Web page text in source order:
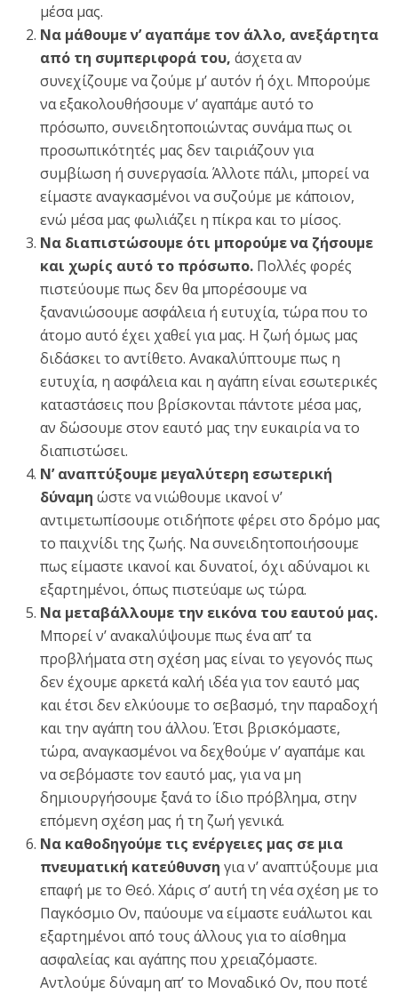
μέσα μας.
Να μάθουμε ν’ αγαπάμε τον άλλο, ανεξάρτητα
από τη συμπεριφορά του, άσχετα αν
συνεχίζουμε να ζούμε μ’ αυτόν ή όχι. Μπορούμε
να εξακολουθήσουμε ν’ αγαπάμε αυτό το
πρόσωπο, συνειδητοποιώντας συνάμα πως οι
προσωπικότητές μας δεν ταιριάζουν για
συμβίωση ή συνεργασία. Άλλοτε πάλι, μπορεί να
είμαστε αναγκασμένοι να συζούμε με κάποιον,
ενώ μέσα μας φωλιάζει η πίκρα και το μίσος.
Να διαπιστώσουμε ότι μπορούμε να ζήσουμε
και χωρίς αυτό το πρόσωπο. Πολλές φορές
πιστεύουμε πως δεν θα μπορέσουμε να
ξανανιώσουμε ασφάλεια ή ευτυχία, τώρα που το
άτομο αυτό έχει χαθεί για μας. Η ζωή όμως μας
διδάσκει το αντίθετο. Ανακαλύπτουμε πως η
ευτυχία, η ασφάλεια και η αγάπη είναι εσωτερικές
καταστάσεις που βρίσκονται πάντοτε μέσα μας,
αν δώσουμε στον εαυτό μας την ευκαιρία να το
διαπιστώσει.
Ν’ αναπτύξουμε μεγαλύτερη εσωτερική
δύναμη ώστε να νιώθουμε ικανοί ν’
αντιμετωπίσουμε οτιδήποτε φέρει στο δρόμο μας
το παιχνίδι της ζωής. Να συνειδητοποιήσουμε
πως είμαστε ικανοί και δυνατοί, όχι αδύναμοι κι
εξαρτημένοι, όπως πιστεύαμε ως τώρα.
Να μεταβάλλουμε την εικόνα του εαυτού μας.
Μπορεί ν’ ανακαλύψουμε πως ένα απ’ τα
προβλήματα στη σχέση μας είναι το γεγονός πως
δεν έχουμε αρκετά καλή ιδέα για τον εαυτό μας
και έτσι δεν ελκύουμε το σεβασμό, την παραδοχή
και την αγάπη του άλλου. Έτσι βρισκόμαστε,
τώρα, αναγκασμένοι να δεχθούμε ν’ αγαπάμε και
να σεβόμαστε τον εαυτό μας, για να μη
δημιουργήσουμε ξανά το ίδιο πρόβλημα, στην
επόμενη σχέση μας ή τη ζωή γενικά.
Να καθοδηγούμε τις ενέργειες μας σε μια
πνευματική κατεύθυνση για ν’ αναπτύξουμε μια
επαφή με το Θεό. Χάρις σ’ αυτή τη νέα σχέση με το
Παγκόσμιο Ον, παύουμε να είμαστε ευάλωτοι και
εξαρτημένοι από τους άλλους για το αίσθημα
ασφαλείας και αγάπης που χρειαζόμαστε.
Αντλούμε δύναμη απ’ το Μοναδικό Ον, που ποτέ